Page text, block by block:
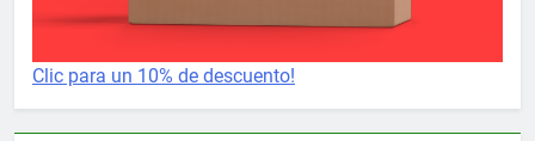
Clic para un 10% de descuento!